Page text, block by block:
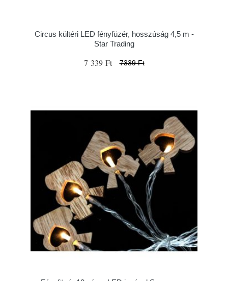
Circus kültéri LED fényfüzér, hosszúság 4,5 m -
Star Trading
7 339 Ft 7339 Ft